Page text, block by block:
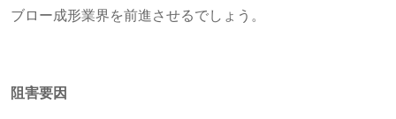
ブロー成形業界を前進させるでしょう。
阻害要因